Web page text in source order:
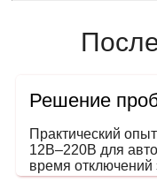
Решение
Практический
12В–220В для
время отключений
генераторами,